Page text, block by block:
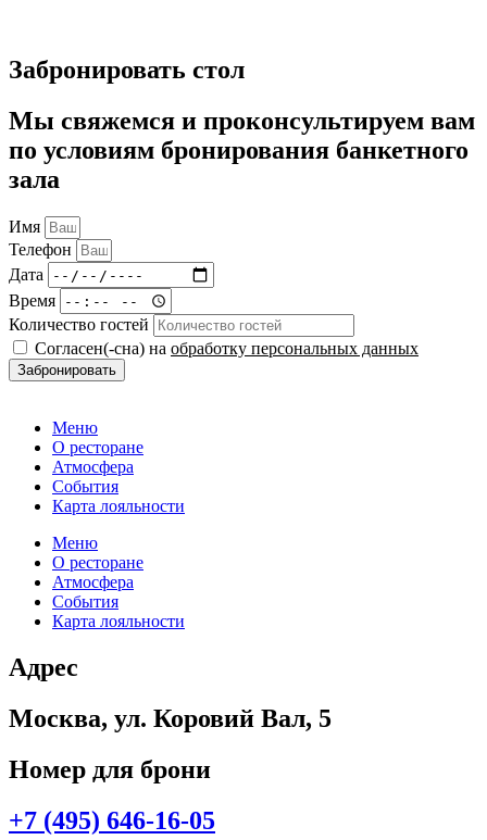
Забронировать стол
Мы свяжемся и проконсультируем вам
по условиям бронирования банкетного
зала
Имя
Телефон
Дата
Время
Количество гостей
Согласен(-сна) на обработку персональных данных
Забронировать
Меню
О ресторане
Атмосфера
События
Карта лояльности
Меню
О ресторане
Атмосфера
События
Карта лояльности
Адрес
Москва, ул. Коровий Вал, 5
Номер для брони
+7 (495) 646-16-05